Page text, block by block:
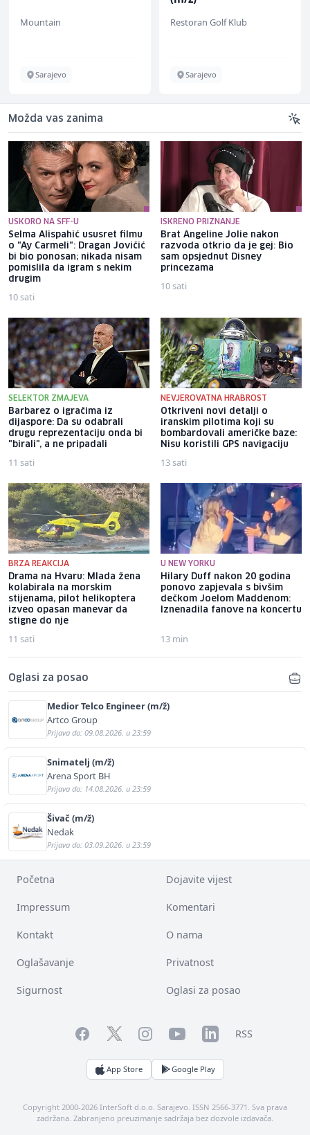
Mountain
Sarajevo
Restoran Golf Klub
Sarajevo
Možda vas zanima
USKORO NA SFF-U
Selma Alispahić ususret filmu
o "Ay Carmeli": Dragan Jovičić
bi bio ponosan; nikada nisam
pomislila da igram s nekim
drugim
10 sati
ISKRENO PRIZNANJE
Brat Angeline Jolie nakon
razvoda otkrio da je gej: Bio
sam opsjednut Disney
princezama
10 sati
SELEKTOR ZMAJEVA
Barbarez o igračima iz
dijaspore: Da su odabrali
drugu reprezentaciju onda bi
"birali", a ne pripadali
11 sati
NEVJEROVATNA HRABROST
Otkriveni novi detalji o
iranskim pilotima koji su
bombardovali američke baze:
Nisu koristili GPS navigaciju
13 sati
BRZA REAKCIJA
Drama na Hvaru: Mlada žena
kolabirala na morskim
stijenama, pilot helikoptera
izveo opasan manevar da
stigne do nje
11 sati
U NEW YORKU
Hilary Duff nakon 20 godina
ponovo zapjevala s bivšim
dečkom Joelom Maddenom:
Iznenadila fanove na koncertu
13 min
Oglasi za posao
Medior Telco Engineer (m/ž)
Artco Group
Prijava do: 09.08.2026. u 23:59
Snimatelj (m/ž)
Arena Sport BH
Prijava do: 14.08.2026. u 23:59
Šivač (m/ž)
Nedak
Prijava do: 03.09.2026. u 23:59
Početna Dojavite vijest
Impressum Komentari
Kontakt O nama
Oglašavanje Privatnost
Sigurnost Oglasi za posao
FacebookTwitterInstagramYouTubeLinkedInRSS
App Store Google Play
Copyright 2000-2026 InterSoft d.o.o. Sarajevo. ISSN 2566-3771. Sva prava
zadržana. Zabranjeno preuzimanje sadržaja bez dozvole izdavača.